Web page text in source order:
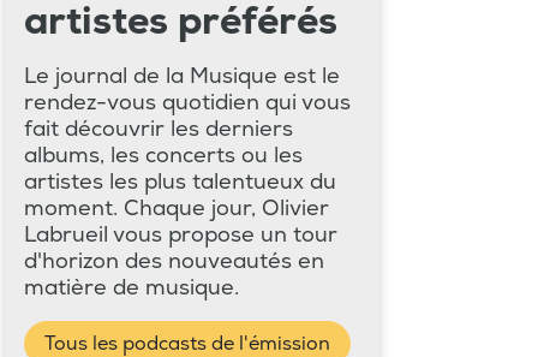
artistes préférés
Le journal de la Musique est le
rendez-vous quotidien qui vous
fait découvrir les derniers
albums, les concerts ou les
artistes les plus talentueux du
moment. Chaque jour, Olivier
Labrueil vous propose un tour
d'horizon des nouveautés en
matière de musique.
Tous les podcasts de l'émission